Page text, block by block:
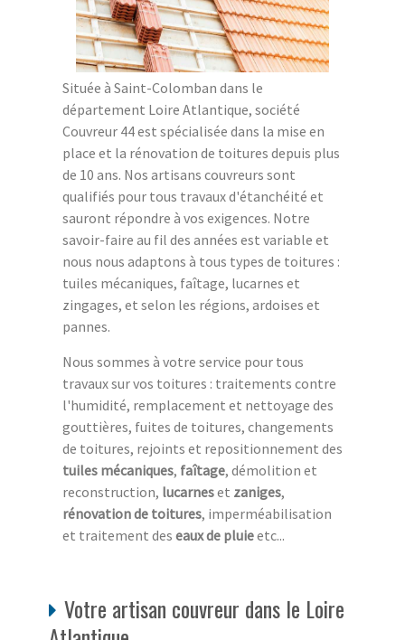
Située à Saint-Colomban dans le
département Loire Atlantique, société
Couvreur 44 est spécialisée dans la mise en
place et la rénovation de toitures depuis plus
de 10 ans. Nos artisans couvreurs sont
qualifiés pour tous travaux d'étanchéité et
sauront répondre à vos exigences. Notre
savoir-faire au fil des années est variable et
nous nous adaptons à tous types de toitures :
tuiles mécaniques, faîtage, lucarnes et
zingages, et selon les régions, ardoises et
pannes.
Nous sommes à votre service pour tous
travaux sur vos toitures : traitements contre
l'humidité, remplacement et nettoyage des
gouttières, fuites de toitures, changements
de toitures, rejoints et repositionnement des
tuiles mécaniques, faîtage, démolition et
reconstruction, lucarneset zaniges,
rénovation de toitures, imperméabilisation
et traitement des eaux de pluieetc...
Votre artisan couvreur dans le Loire